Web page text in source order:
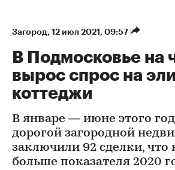
Загород⁠, 12 июл 2021, 09:57
В Подмосковье на
вырос спрос на
коттеджи
В январе — июне этого
дорогой загородной
заключили 92 сделки, что
больше показателя 2020